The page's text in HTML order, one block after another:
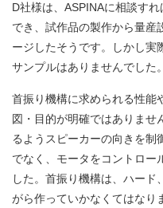
D社様は、ASPINAに相談す
でき、試作品の製作から量産
ージしたそうです。しかし実
サンプルはありませんでした。
首振り機構に求められる性能
図・目的が明確ではありませ
るようスピーカーの向きを制
でなく、モータをコントロー
した。首振り機構は、ハード
がら作っていかなくてはなり